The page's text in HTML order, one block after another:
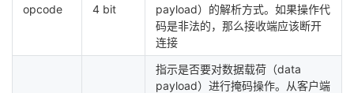
opcode 4 bit
payload）的解析方式。如果操作代
码是非法的，那么接收端应该断开
连接
指示是否要对数据载荷（data
payload）进行掩码操作。从客户端